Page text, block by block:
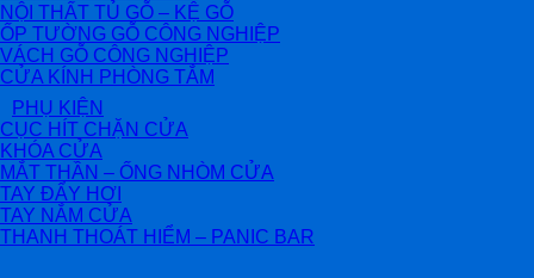
NỘI THẤT TỦ GỖ – KỆ GỖ
ỐP TƯỜNG GỖ CÔNG NGHIỆP
VÁCH GỖ CÔNG NGHIỆP
CỬA KÍNH PHÒNG TẮM
PHỤ KIỆN
CỤC HÍT CHẶN CỬA
KHÓA CỬA
MẮT THẦN – ỐNG NHÒM CỬA
TAY ĐẨY HƠI
TAY NẮM CỬA
THANH THOÁT HIỂM – PANIC BAR